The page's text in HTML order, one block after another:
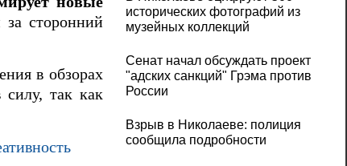
за сторонний
в обзорах
так как
исторических фотографий из
музейных коллекций
Сенат начал обсуждать проект
"адских санкций" Грэма против
России
Взрыв в Николаеве: полиция
сообщила подробности